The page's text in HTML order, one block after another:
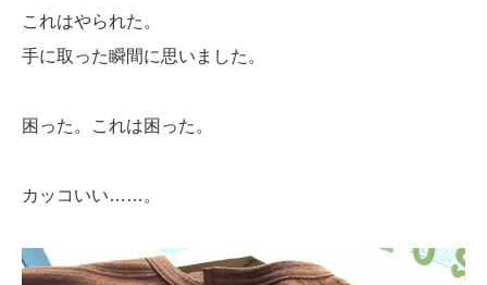
これはやられた。
手に取った瞬間に思いました。
困った。これは困った。
カッコいい……。